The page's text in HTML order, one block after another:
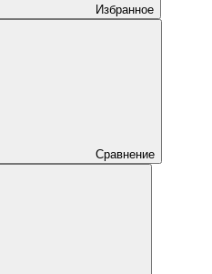
Избранное
Сравнение